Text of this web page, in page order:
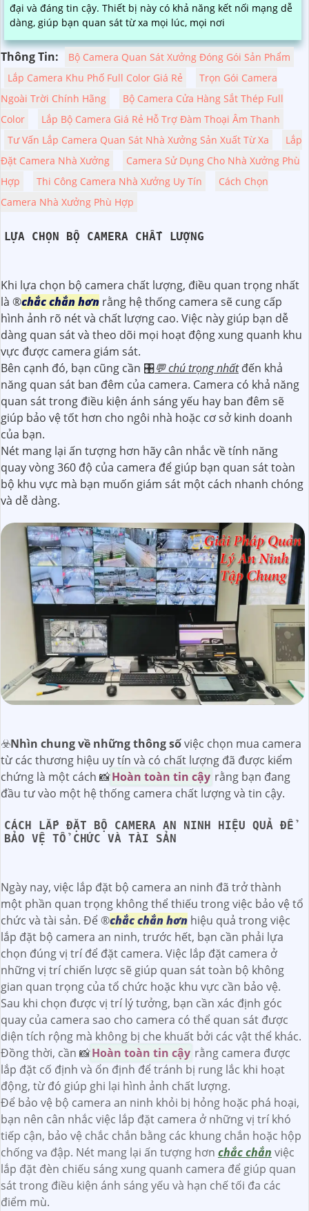
đại và đáng tin cậy. Thiết bị này có khả năng kết nối mạng dễ
dàng, giúp bạn quan sát từ xa mọi lúc, mọi nơi
Thông Tin:
Bộ Camera Quan Sát Xưởng Đóng Gói Sản Phẩm
Lắp Camera Khu Phố Full Color Giá Rẻ
Trọn Gói Camera
Ngoài Trời Chính Hãng
Bộ Camera Cửa Hàng Sắt Thép Full
Color
Lắp Bộ Camera Giá Rẻ Hỗ Trợ Đàm Thoại Âm Thanh
Tư Vấn Lắp Camera Quan Sát Nhà Xưởng Sản Xuất Từ Xa
Lắp
Đặt Camera Nhà Xưởng
Camera Sử Dụng Cho Nhà Xưởng Phù
Hợp
Thi Công Camera Nhà Xưởng Uy Tín
Cách Chọn
Camera Nhà Xưởng Phù Hợp
LỰA CHỌN BỘ CAMERA CHẤT LƯỢNG
Khi lựa chọn bộ camera chất lượng, điều quan trọng nhất
là ®️chắc chắn hơn rằng hệ thống camera sẽ cung cấp
hình ảnh rõ nét và chất lượng cao. Việc này giúp bạn dễ
dàng quan sát và theo dõi mọi hoạt động xung quanh khu
vực được camera giám sát.
Bên cạnh đó, bạn cũng cần 🎛💬 chú trọng nhấtđến khả
năng quan sát ban đêm của camera. Camera có khả năng
quan sát trong điều kiện ánh sáng yếu hay ban đêm sẽ
giúp bảo vệ tốt hơn cho ngôi nhà hoặc cơ sở kinh doanh
của bạn.
Nét mang lại ấn tượng hơn hãy cân nhắc về tính năng
quay vòng 360 độ của camera để giúp bạn quan sát toàn
bộ khu vực mà bạn muốn giám sát một cách nhanh chóng
và dễ dàng.
☣️Nhìn chung về những thông sốviệc chọn mua camera
từ các thương hiệu uy tín và có chất lượng đã được kiểm
chứng là một cách 📸Hoàn toàn tin cậy rằng bạn đang
đầu tư vào một hệ thống camera chất lượng và tin cậy.
CÁCH LẮP ĐẶT BỘ CAMERA AN NINH HIỆU QUẢ ĐỂ
BẢO VỆ TỔ CHỨC VÀ TÀI SẢN
Ngày nay, việc lắp đặt bộ camera an ninh đã trở thành
một phần quan trọng không thể thiếu trong việc bảo vệ tổ
chức và tài sản. Để ®️chắc chắn hơn hiệu quả trong việc
lắp đặt bộ camera an ninh, trước hết, bạn cần phải lựa
chọn đúng vị trí để đặt camera. Việc lắp đặt camera ở
những vị trí chiến lược sẽ giúp quan sát toàn bộ không
gian quan trọng của tổ chức hoặc khu vực cần bảo vệ.
Sau khi chọn được vị trí lý tưởng, bạn cần xác định góc
quay của camera sao cho camera có thể quan sát được
diện tích rộng mà không bị che khuất bởi các vật thể khác.
Đồng thời, cần 📸Hoàn toàn tin cậy rằng camera được
lắp đặt cố định và ổn định để tránh bị rung lắc khi hoạt
động, từ đó giúp ghi lại hình ảnh chất lượng.
Để bảo vệ bộ camera an ninh khỏi bị hỏng hoặc phá hoại,
bạn nên cân nhắc việc lắp đặt camera ở những vị trí khó
tiếp cận, bảo vệ chắc chắn bằng các khung chắn hoặc hộp
chống va đập. Nét mang lại ấn tượng hơn chắc chắn việc
lắp đặt đèn chiếu sáng xung quanh camera để giúp quan
sát trong điều kiện ánh sáng yếu và hạn chế tối đa các
điểm mù.